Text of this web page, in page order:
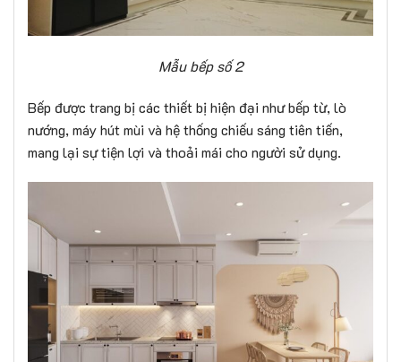
Mẫu bếp số 2
Bếp được trang bị các thiết bị hiện đại như bếp từ, lò
nướng, máy hút mùi và hệ thống chiếu sáng tiên tiến,
mang lại sự tiện lợi và thoải mái cho người sử dụng.